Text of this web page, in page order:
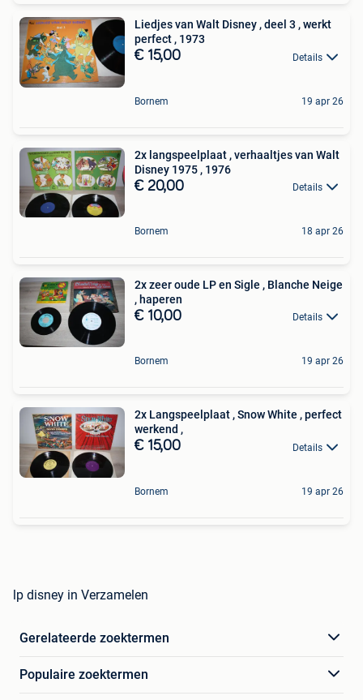
Liedjes van Walt Disney , deel 3 , werkt
perfect , 1973
€ 15,00 Details
Bornem 19 apr 26
2x langspeelplaat , verhaaltjes van Walt
Disney 1975 , 1976
€ 20,00 Details
Bornem 18 apr 26
2x zeer oude LP en Sigle , Blanche Neige
, haperen
€ 10,00 Details
Bornem 19 apr 26
2x Langspeelplaat , Snow White , perfect
werkend ,
€ 15,00 Details
Bornem 19 apr 26
lp disney in Verzamelen
Gerelateerde zoektermen
Populaire zoektermen